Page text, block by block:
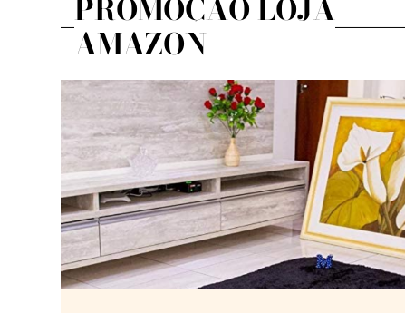
PROMOÇÃO LOJA
AMAZON